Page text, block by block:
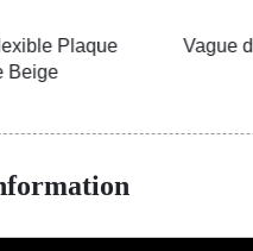
Plaque
Vague